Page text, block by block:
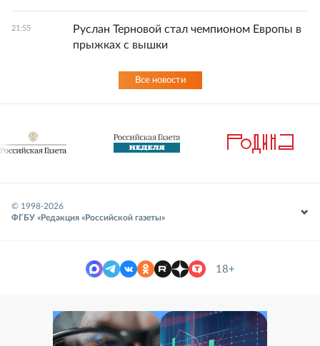
21:55
Руслан Терновой стал чемпионом Европы в
прыжках с вышки
Все новости
© 1998-2026
ФГБУ «Редакция «Российской газеты»
18+